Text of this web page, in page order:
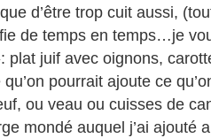
d’être trop cuit aussi,
de temps en temps…je
plat juif avec oignons,
pourrait ajoute ce
ou veau ou cuisses de
mondé auquel j’ai ajouté